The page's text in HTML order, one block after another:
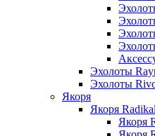
Эхолоты
Эхолоты
Якоря
Якоря Radikal
Якоря